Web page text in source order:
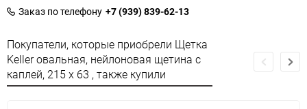
Заказ по телефону +7 (939) 839-62-13
Покупатели, которые приобрели Щетка
Keller овальная, нейлоновая щетина с
каплей, 215 x 63 , также купили